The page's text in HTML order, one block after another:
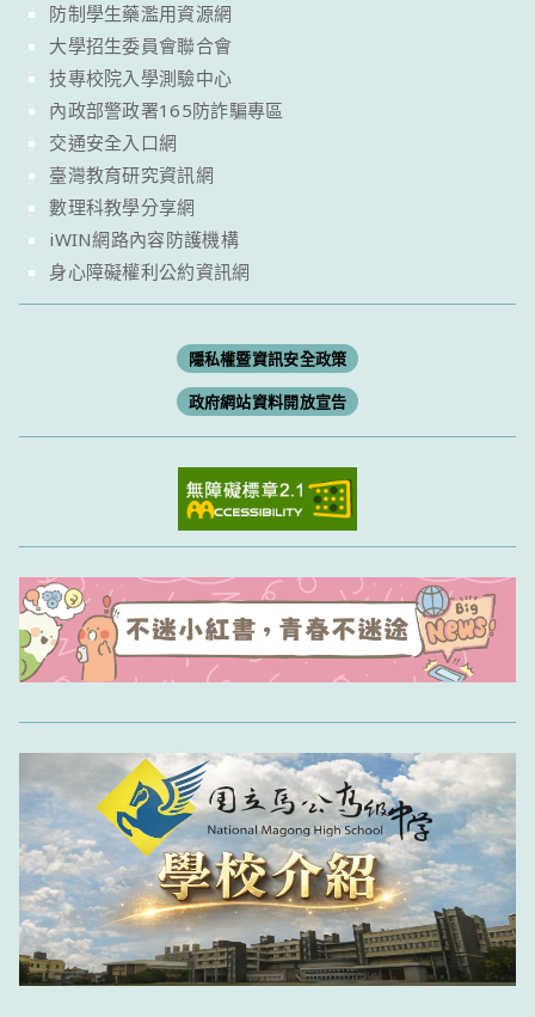
防制學生藥濫用資源網
大學招生委員會聯合會
技專校院入學測驗中心
內政部警政署165防詐騙專區
交通安全入口網
臺灣教育研究資訊網
數理科教學分享網
iWIN網路內容防護機構
身心障礙權利公約資訊網
隱私權暨資訊安全政策
政府網站資料開放宣告